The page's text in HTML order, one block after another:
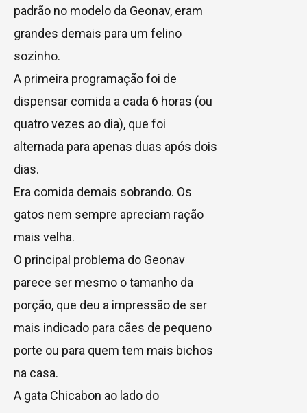
padrão no modelo da Geonav, eram
grandes demais para um felino
sozinho.
A primeira programação foi de
dispensar comida a cada 6 horas (ou
quatro vezes ao dia), que foi
alternada para apenas duas após dois
dias.
Era comida demais sobrando. Os
gatos nem sempre apreciam ração
mais velha.
O principal problema do Geonav
parece ser mesmo o tamanho da
porção, que deu a impressão de ser
mais indicado para cães de pequeno
porte ou para quem tem mais bichos
na casa.
A gata Chicabon ao lado do